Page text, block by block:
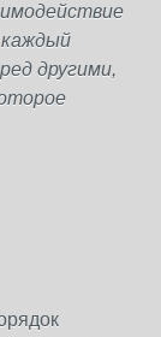
каждый
другими,